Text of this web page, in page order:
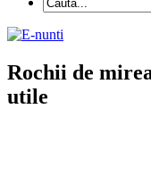
Rochii de
utile